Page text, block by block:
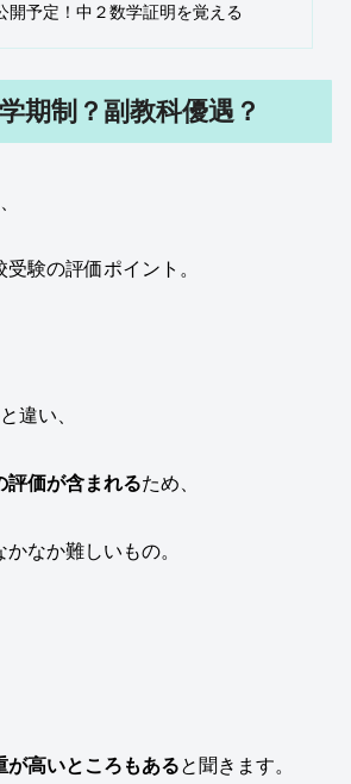
開予定！中２数学証明を覚える
期制？副教科優遇？
験の評価ポイント。
違い、
評価が含まれるため、
なか難しいもの。
が高いところもあると聞きます。